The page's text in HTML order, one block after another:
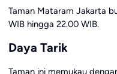
Taman Mataram Jakarta
WIB hingga 22.00 WIB.
Daya Tarik
Taman ini memukau